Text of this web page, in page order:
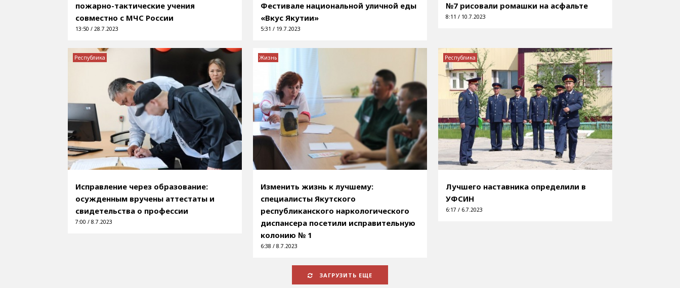
пожарно-тактические учения
совместно с МЧС России
13:50 / 28.7.2023
Фестивале национальной уличной еды
«Вкус Якутии»
5:31 / 19.7.2023
№7 рисовали ромашки на асфальте
8:11 / 10.7.2023
Исправление через образование:
осужденным вручены аттестаты и
свидетельства о профессии
7:00 / 8.7.2023
Республика
Изменить жизнь к лучшему:
специалисты Якутского
республиканского наркологического
диспансера посетили исправительную
колонию № 1
6:38 / 8.7.2023
Жизнь
Лучшего наставника определили в
УФСИН
6:17 / 6.7.2023
Республика
ЗАГРУЗИТЬ ЕЩЕ